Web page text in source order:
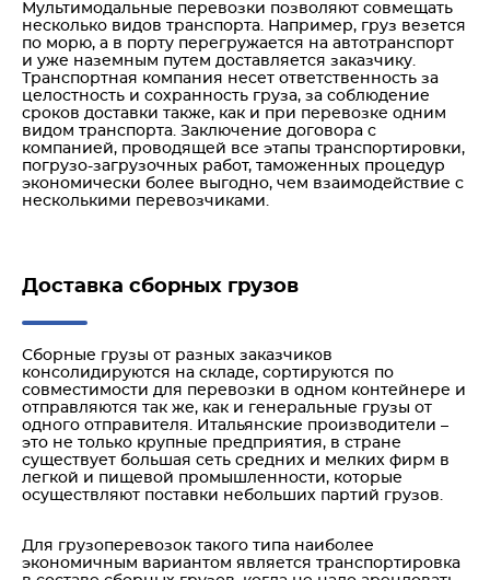
Мультимодальные перевозки позволяют совмещать
несколько видов транспорта. Например, груз везется
по морю, а в порту перегружается на автотранспорт
и уже наземным путем доставляется заказчику.
Транспортная компания несет ответственность за
целостность и сохранность груза, за соблюдение
сроков доставки также, как и при перевозке одним
видом транспорта. Заключение договора с
компанией, проводящей все этапы транспортировки,
погрузо-загрузочных работ, таможенных процедур
экономически более выгодно, чем взаимодействие с
несколькими перевозчиками.
Доставка сборных грузов
Сборные грузы от разных заказчиков
консолидируются на складе, сортируются по
совместимости для перевозки в одном контейнере и
отправляются так же, как и генеральные грузы от
одного отправителя. Итальянские производители –
это не только крупные предприятия, в стране
существует большая сеть средних и мелких фирм в
легкой и пищевой промышленности, которые
осуществляют поставки небольших партий грузов.
Для грузоперевозок такого типа наиболее
экономичным вариантом является транспортировка